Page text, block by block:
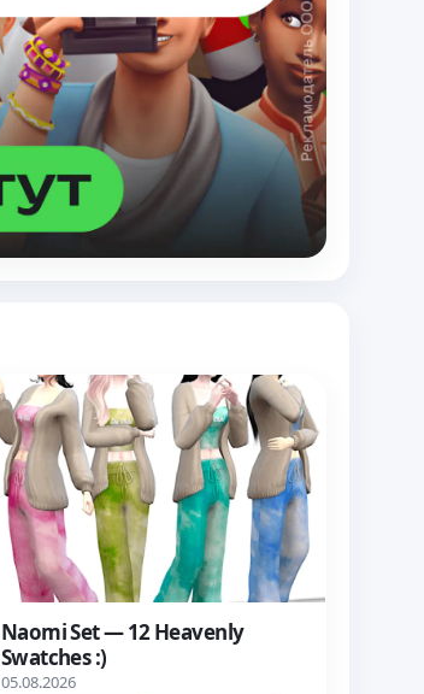
Naomi Set — 12 Heavenly
Swatches :)
05.08.2026